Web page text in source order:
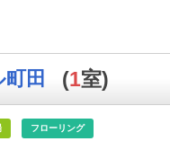
田 (1室)
フローリング